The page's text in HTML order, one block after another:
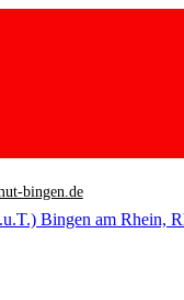
bingen.de